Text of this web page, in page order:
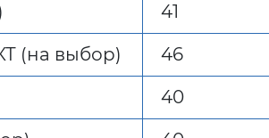
41
(на выбор)
46
40